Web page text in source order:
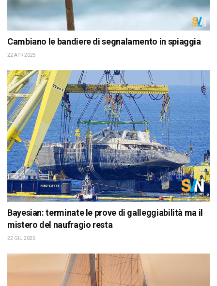
Cambiano le bandiere di segnalamento in spiaggia
22 APR 2025
Bayesian: terminate le prove di galleggiabilità ma il
mistero del naufragio resta
22 GIU 2025